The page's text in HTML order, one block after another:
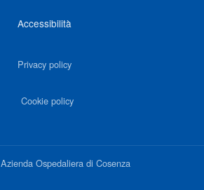
Accessibilità
Privacy policy
Cookie policy
Azienda Ospedaliera di Cosenza